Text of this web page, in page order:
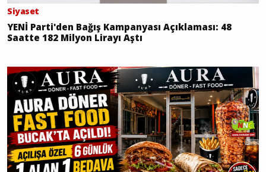
Siyaset
YENİ Parti'den Bağış Kampanyası Açıklaması: 48
Saatte 182 Milyon Lirayı Aştı